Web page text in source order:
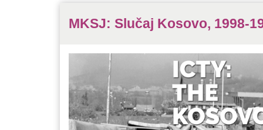
MKSJ: Slučaj Kosovo, 1998-